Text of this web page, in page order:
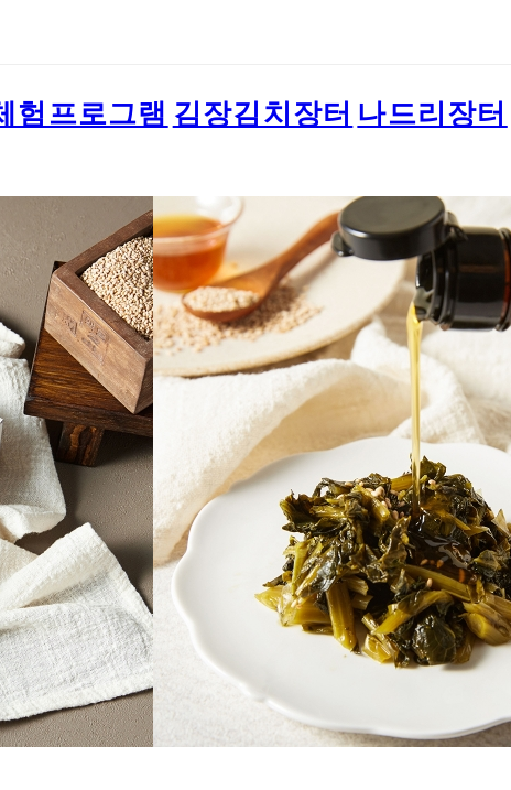
험프로그램 김장김치장터 나드리장터